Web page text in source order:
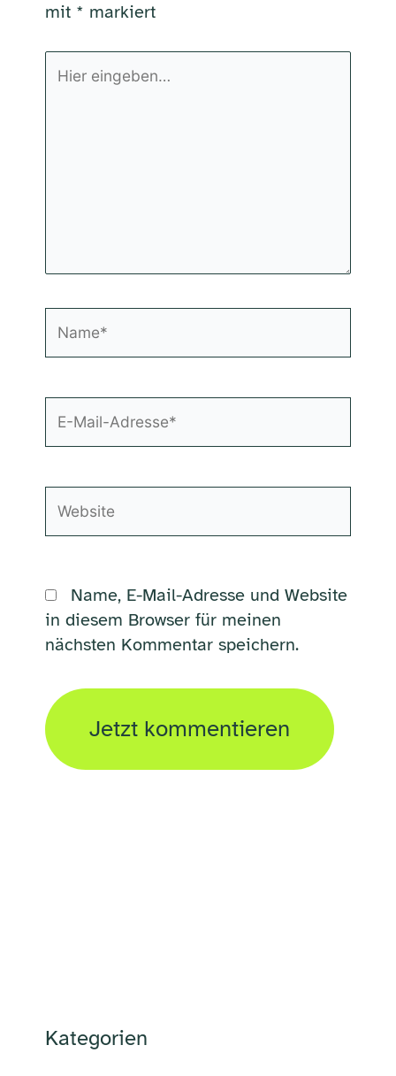
mit * markiert
eingeben…
Mail-
Name, E-Mail-Adresse und Website
in diesem Browser für meinen
nächsten Kommentar speichern.
Kategorien